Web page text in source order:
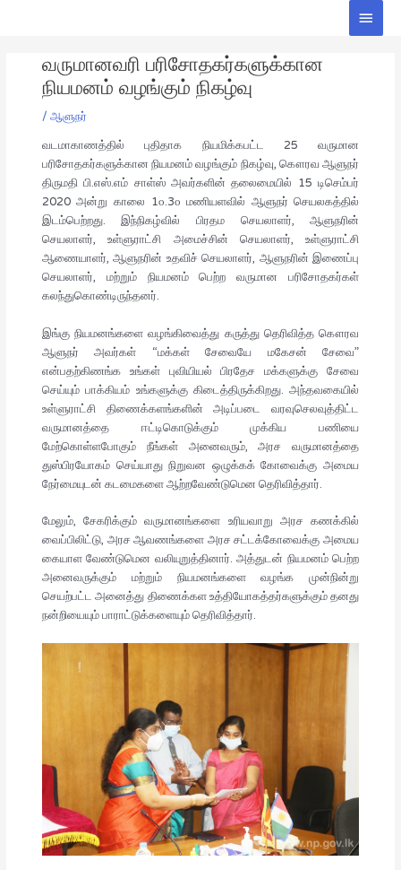
Main
வருமானவரி பரிசோதகர்களுக்கான
நியமனம் வழங்கும் நிகழ்வு
/ ஆளுநர்
வடமாகாணத்தில் புதிதாக நியமிக்கபட்ட 25 வருமான
பரிசோதகர்களுக்கான நியமனம் வழங்கும் நிகழ்வு, கௌரவ ஆளுநர்
திருமதி பி.எஸ்.எம் சாள்ஸ் அவர்களின் தலைமையில் 15 டிசெம்பர்
2020 அன்று காலை 1௦.3௦ மணியளவில் ஆளுநர் செயலகத்தில்
இடம்பெற்றது. இந்நிகழ்வில் பிரதம செயலாளர், ஆளுநரின்
செயலாளர், உள்ளுராட்சி அமைச்சின் செயலாளர், உள்ளுராட்சி
ஆணையாளர், ஆளுநரின் உதவிச் செயலாளர், ஆளுநரின் இணைப்பு
செயலாளர், மற்றும் நியமனம் பெற்ற வருமான பரிசோதகர்கள்
கலந்துகொண்டிருந்தனர்.
இங்கு நியமனங்களை வழங்கிவைத்து கருத்து தெரிவித்த கௌரவ
ஆளுநர் அவர்கள் “மக்கள் சேவையே மகேசன் சேவை”
என்பதற்கிணங்க உங்கள் புவியியல் பிரதேச மக்களுக்கு சேவை
செய்யும் பாக்கியம் உங்களுக்கு கிடைத்திருக்கிறது. அந்தவகையில்
உள்ளுராட்சி திணைக்களங்களின் அடிப்படை வரவுசெலவுத்திட்ட
வருமானத்தை ஈட்டிகொடுக்கும் முக்கிய பணியை
மேற்கொள்ளபோகும் நீங்கள் அனைவரும், அரச வருமானத்தை
துஸ்பிரயோகம் செய்யாது நிறுவன ஒழுக்கக் கோவைக்கு அமைய
நேர்மையுடன் கடமைகளை ஆற்றவேண்டுமென தெரிவித்தார்.
மேலும், சேகரிக்கும் வருமானங்களை உரியவாறு அரச கணக்கில்
வைப்பிலிட்டு, அரச ஆவணங்களை அரச சட்டக்கோவைக்கு அமைய
கையாள வேண்டுமென வலியுறுத்தினார். அத்துடன் நியமனம் பெற்ற
அனைவருக்கும் மற்றும் நியமனங்களை வழங்க முன்நின்று
செயற்பட்ட அனைத்து திணைக்கள உத்தியோகத்தர்களுக்கும் தனது
நன்றியையும் பாராட்டுக்களையும் தெரிவித்தார்.
navigation